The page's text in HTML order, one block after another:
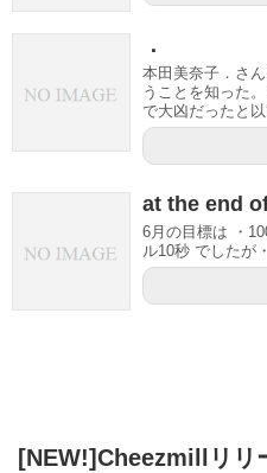
．
本田美奈子．さ
うことを知った
で大凶だったと
at the end
6月の目標は ・
ル10秒 でしたが
[NEW!]Cheezmillリリ